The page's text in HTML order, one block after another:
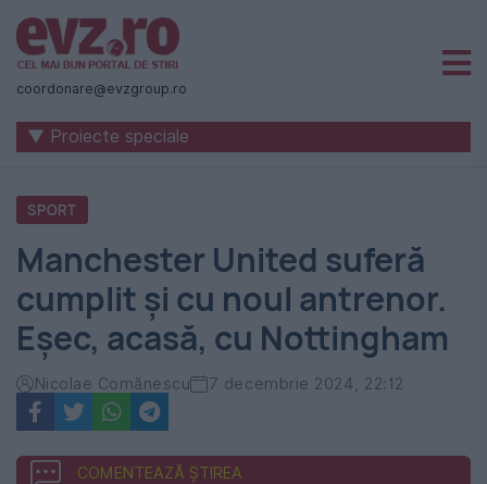
Știri
naționale
internaționale
România
-
Evenimentul
Zilei
coordonare@evzgroup.ro
▼ Proiecte speciale
SPORT
Manchester United suferă
cumplit și cu noul antrenor.
Eșec, acasă, cu Nottingham
Nicolae Comănescu 7 decembrie 2024, 22:12
COMENTEAZĂ ȘTIREA